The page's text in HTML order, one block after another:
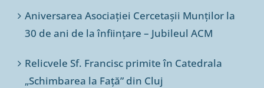
Aniversarea Asociației Cercetașii Munților la
30 de ani de la înființare – Jubileul ACM
Relicvele Sf. Francisc primite în Catedrala
„Schimbarea la Față” din Cluj